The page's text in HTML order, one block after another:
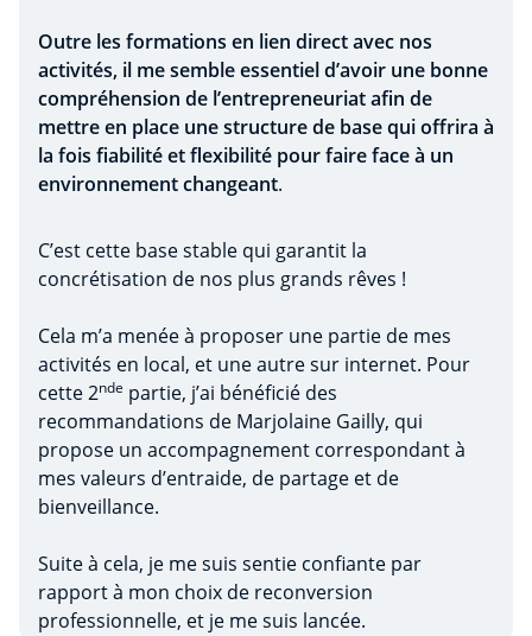
Outre les formations en lien direct avec nos
activités, il me semble essentiel d’avoir une bonne
compréhension de l’entrepreneuriat afin de
mettre en place une structure de base qui offrira à
la fois fiabilité et flexibilité pour faire face à un
environnement changeant.
C’est cette base stable qui garantit la
concrétisation de nos plus grands rêves !
Cela m’a menée à proposer une partie de mes
activités en local, et une autre sur internet. Pour
cette 2nde partie, j’ai bénéficié des
recommandations de Marjolaine Gailly, qui
propose un accompagnement correspondant à
mes valeurs d’entraide, de partage et de
bienveillance.
Suite à cela, je me suis sentie confiante par
rapport à mon choix de reconversion
professionnelle, et je me suis lancée.